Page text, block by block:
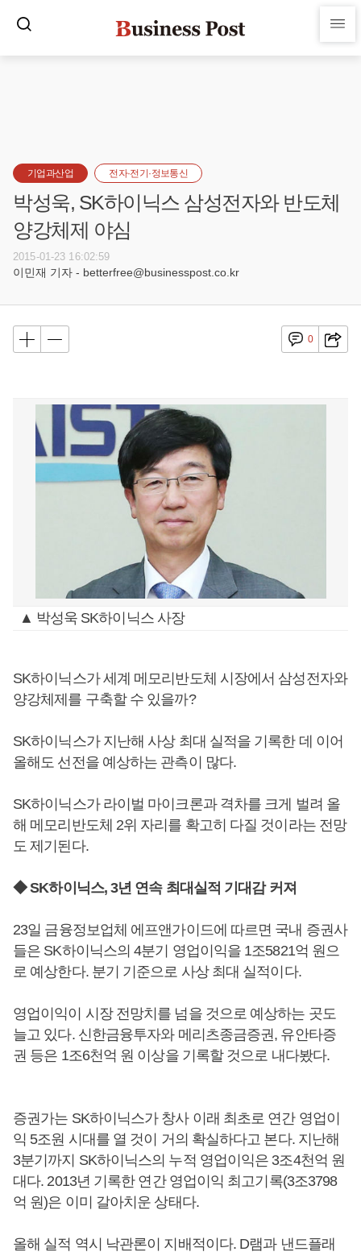
기업과산업 전자·전기·정보통신
박성욱, SK하이닉스 삼성전자와 반도체
양강체제 야심
2015-01-23 16:02:59
이민재 기자 - betterfree@businesspost.co.kr
0
▲ 박성욱 SK하이닉스 사장
SK하이닉스가 세계 메모리반도체 시장에서 삼성전자와
양강체제를 구축할 수 있을까?
SK하이닉스가 지난해 사상 최대 실적을 기록한 데 이어
올해도 선전을 예상하는 관측이 많다.
SK하이닉스가 라이벌 마이크론과 격차를 크게 벌려 올
해 메모리반도체 2위 자리를 확고히 다질 것이라는 전망
도 제기된다.
◆ SK하이닉스, 3년 연속 최대실적 기대감 커져
23일 금융정보업체 에프앤가이드에 따르면 국내 증권사
들은 SK하이닉스의 4분기 영업이익을 1조5821억 원으
로 예상한다. 분기 기준으로 사상 최대 실적이다.
영업이익이 시장 전망치를 넘을 것으로 예상하는 곳도
늘고 있다. 신한금융투자와 메리츠종금증권, 유안타증
권 등은 1조6천억 원 이상을 기록할 것으로 내다봤다.
증권가는 SK하이닉스가 창사 이래 최초로 연간 영업이
익 5조원 시대를 열 것이 거의 확실하다고 본다. 지난해
3분기까지 SK하이닉스의 누적 영업이익은 3조4천억 원
대다. 2013년 기록한 연간 영업이익 최고기록(3조3798
억 원)은 이미 갈아치운 상태다.
올해 실적 역시 낙관론이 지배적이다. D램과 낸드플래